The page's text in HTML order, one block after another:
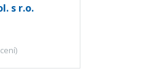
s r.o.